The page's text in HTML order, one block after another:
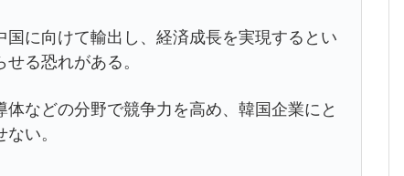
に向けて輸出し、経済成長を実現するとい
る恐れがある。
などの分野で競争力を高め、韓国企業にと
い。